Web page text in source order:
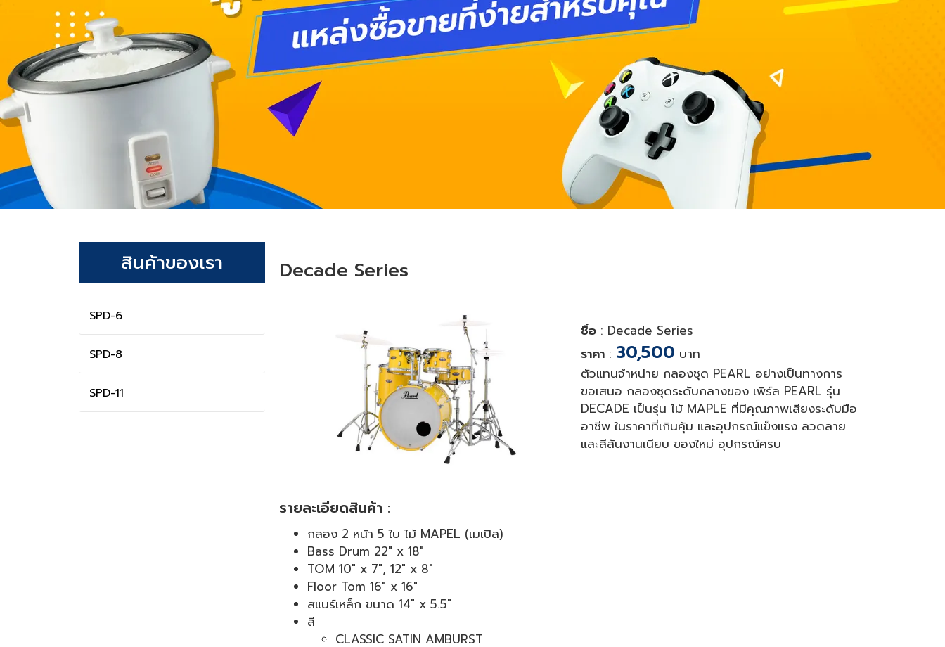
สินค้าของเรา
SPD-6
SPD-8
SPD-11
Decade Series
ชื่อ: Decade Series
ราคา: 30,500 บาท
ตัวแทนจำหน่าย กลองชุด PEARL อย่างเป็นทางการ
ขอเสนอ กลองชุดระดับกลางของ เพิร์ล PEARL รุ่น
DECADE เป็นรุ่น ไม้ MAPLE ที่มีคุณภาพเสียงระดับมือ
อาชีพ ในราคาที่เกินคุ้ม และอุปกรณ์แข็งแรง ลวดลาย
และสีสันงานเนียบ ของใหม่ อุปกรณ์ครบ
รายละเอียดสินค้า :
กลอง 2 หน้า 5 ใบ ไม้ MAPEL (เมเปิล)
Bass Drum 22" x 18"
TOM 10" x 7", 12" x 8"
Floor Tom 16" x 16"
สแนร์เหล็ก ขนาด 14" x 5.5"
สี
CLASSIC SATIN AMBURST